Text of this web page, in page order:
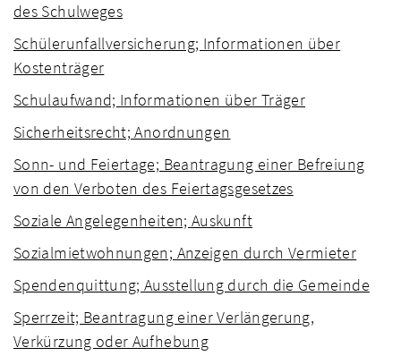
des Schulweges
Schülerunfallversicherung; Informationen über
Kostenträger
Schulaufwand; Informationen über Träger
Sicherheitsrecht; Anordnungen
Sonn- und Feiertage; Beantragung einer Befreiung
von den Verboten des Feiertagsgesetzes
Soziale Angelegenheiten; Auskunft
Sozialmietwohnungen; Anzeigen durch Vermieter
Spendenquittung; Ausstellung durch die Gemeinde
Sperrzeit; Beantragung einer Verlängerung,
Verkürzung oder Aufhebung